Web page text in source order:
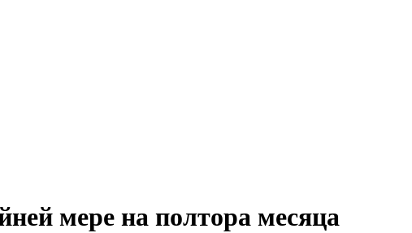
мере на полтора месяца